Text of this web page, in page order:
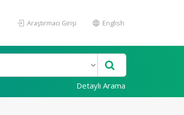
Araştırmacı Girişi English
Detaylı Arama